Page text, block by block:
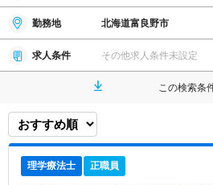
勤務地 北海道富良野市
求人条件 その他求人条件未設定
この検索条
理学療法士 正職員